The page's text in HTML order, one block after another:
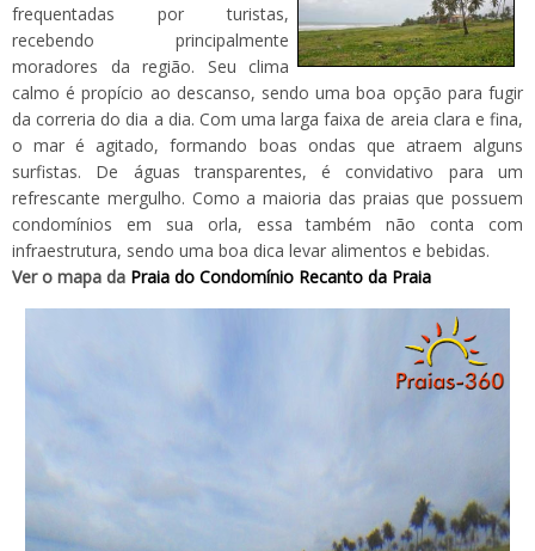
frequentadas por turistas,
recebendo principalmente
moradores da região. Seu clima
calmo é propício ao descanso, sendo uma boa opção para fugir
da correria do dia a dia. Com uma larga faixa de areia clara e fina,
o mar é agitado, formando boas ondas que atraem alguns
surfistas. De águas transparentes, é convidativo para um
refrescante mergulho. Como a maioria das praias que possuem
condomínios em sua orla, essa também não conta com
infraestrutura, sendo uma boa dica levar alimentos e bebidas.
Ver o mapa da Praia do Condomí­nio Recanto da Praia